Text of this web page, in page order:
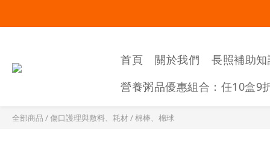
首頁 關於我們
長照補助
營養粥品優惠組合：任10盒9
全部商品 /傷口護理與敷料、耗材/棉棒、棉球